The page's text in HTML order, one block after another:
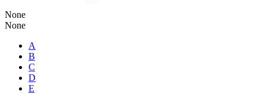
None
None
A
B
C
D
E